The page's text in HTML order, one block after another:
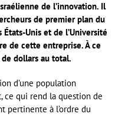
de l’innovation. Il
de premier plan du
Unis et de l’Université
de cette entreprise. À ce
dollars au total.
d’une population
ce qui rend la question de
pertinente à l’ordre du